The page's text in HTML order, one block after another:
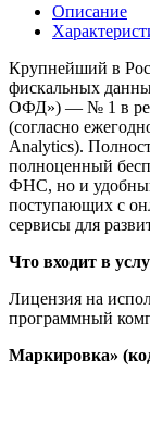
Описание
Крупнейший в
фискальных
ОФД») — № 1 в
(согласно
Analytics).
полноценный
ФНС, но и
поступающих с
сервисы для
Что входит в
Лицензия на
программный
Маркировка»